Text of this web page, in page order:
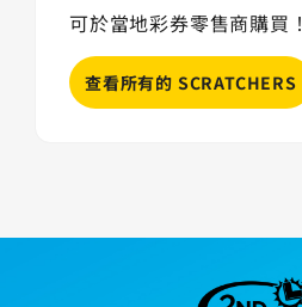
可於當地彩券零售商購買！
查看所有的 SCRATCHERS